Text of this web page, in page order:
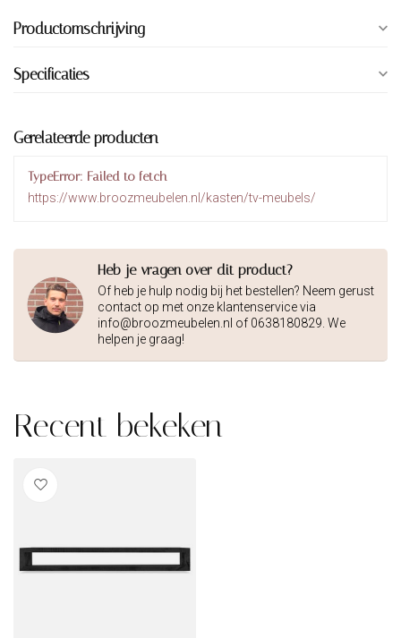
Productomschrijving
Specificaties
Gerelateerde producten
TypeError: Failed to fetch
https://www.broozmeubelen.nl/kasten/tv-meubels/
Heb je vragen over dit product?
Of heb je hulp nodig bij het bestellen? Neem gerust
contact op met onze klantenservice via
info@broozmeubelen.nl of 0638180829. We
helpen je graag!
Recent bekeken